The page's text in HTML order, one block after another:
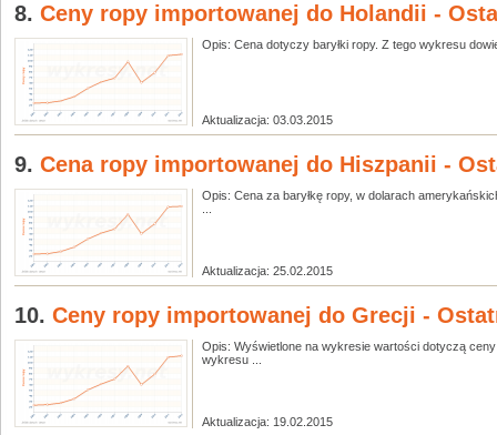
8. Ceny ropy importowanej do Holandii -
Opis: Cena dotyczy baryłki ropy. Z tego wykresu
Aktualizacja: 03.03.2015
9. Cena ropy importowanej do Hiszpanii -
Opis: Cena za baryłkę ropy, w dolarach
Aktualizacja: 25.02.2015
10. Ceny ropy importowanej do Grecji -
Opis: Wyświetlone na wykresie wartości dotyczą
wykresu ...
Aktualizacja: 19.02.2015